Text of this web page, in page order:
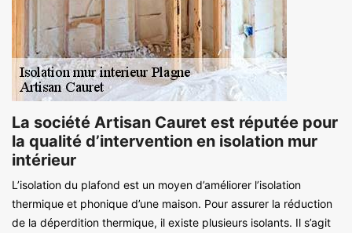
La société Artisan Cauret est réputée pour
la qualité d’intervention en isolation mur
intérieur
L’isolation du plafond est un moyen d’améliorer l’isolation
thermique et phonique d’une maison. Pour assurer la réduction
de la déperdition thermique, il existe plusieurs isolants. Il s’agit